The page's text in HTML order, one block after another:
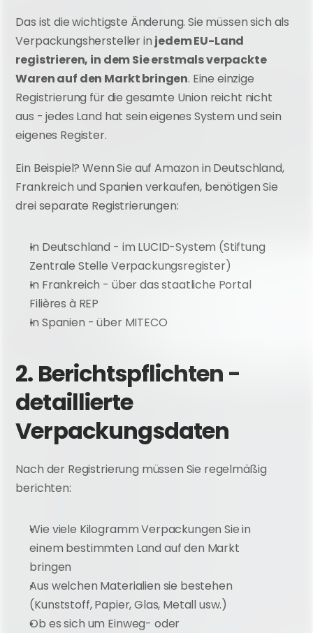
Das ist die wichtigste Änderung. Sie müssen sich als
Verpackungshersteller in jedem EU-Land
registrieren, in dem Sie erstmals verpackte
Waren auf den Markt bringen. Eine einzige
Registrierung für die gesamte Union reicht nicht
aus - jedes Land hat sein eigenes System und sein
eigenes Register.
Ein Beispiel? Wenn Sie auf Amazon in Deutschland,
Frankreich und Spanien verkaufen, benötigen Sie
drei separate Registrierungen:
In Deutschland - im LUCID-System (Stiftung
Zentrale Stelle Verpackungsregister)
In Frankreich - über das staatliche Portal
Filières à REP
In Spanien - über MITECO
2. Berichtspflichten -
detaillierte
Verpackungsdaten
Nach der Registrierung müssen Sie regelmäßig
berichten:
Wie viele Kilogramm Verpackungen Sie in
einem bestimmten Land auf den Markt
bringen
Aus welchen Materialien sie bestehen
(Kunststoff, Papier, Glas, Metall usw.)
Ob es sich um Einweg- oder